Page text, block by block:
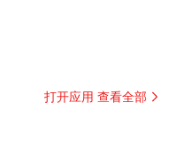
打开应用 查看全部